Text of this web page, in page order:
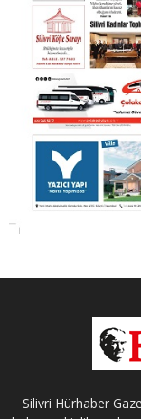
Silivri Hürhaber